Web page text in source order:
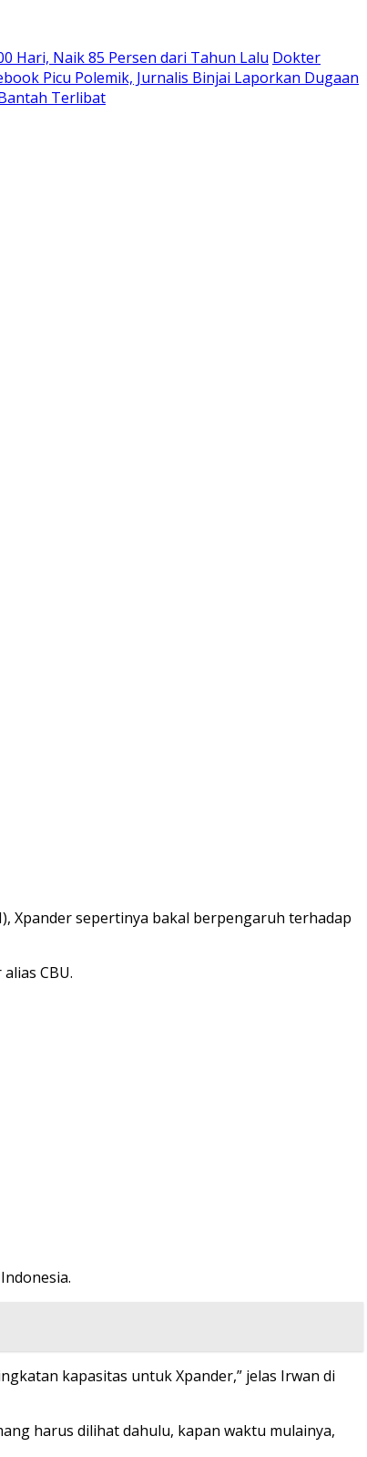
Hari, Naik 85 Persen dari Tahun Lalu Dokter
Picu Polemik, Jurnalis Binjai Laporkan Dugaan
Terlibat
Xpander sepertinya bakal berpengaruh terhadap
CBU.
kapasitas untuk Xpander,” jelas Irwan di
harus dilihat dahulu, kapan waktu mulainya,